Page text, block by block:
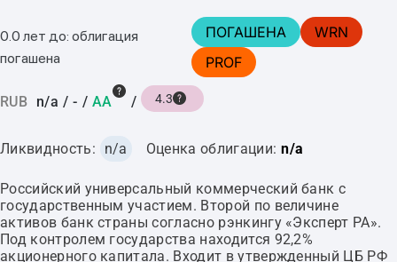
0.0 лет до: облигация
погашена
ПОГАШЕНА
WRN
PROF
RUB n/a / - / AA / 4.3
Ликвидность: n/a Оценка облигации: n/a
Российский универсальный коммерческий банк с
государственным участием. Второй по величине
активов банк страны согласно рэнкингу «Эксперт РА».
Под контролем государства находится 92,2%
акционерного капитала. Входит в утвержденный ЦБ РФ